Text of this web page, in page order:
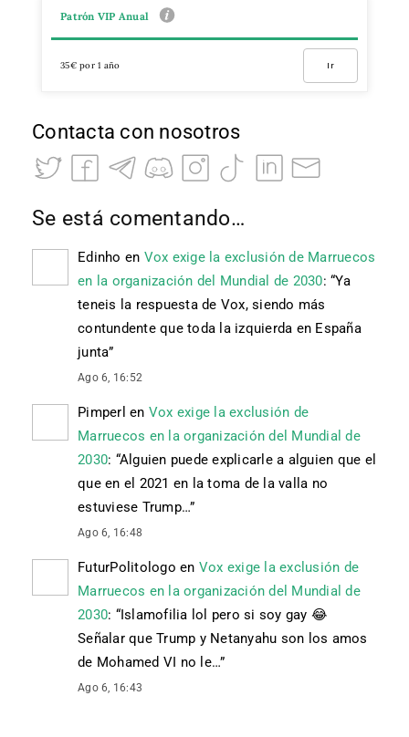
Patrón VIP Anual
35€ por 1 año Ir
Contacta con nosotros
Se está comentando…
Edinho en Vox exige la exclusión de Marruecos
en la organización del Mundial de 2030: “Ya
teneis la respuesta de Vox, siendo más
contundente que toda la izquierda en España
junta”
Ago 6, 16:52
Pimperl en Vox exige la exclusión de
Marruecos en la organización del Mundial de
2030: “Alguien puede explicarle a alguien que el
que en el 2021 en la toma de la valla no
estuviese Trump…”
Ago 6, 16:48
FuturPolitologo en Vox exige la exclusión de
Marruecos en la organización del Mundial de
2030: “Islamofilia lol pero si soy gay 😂
Señalar que Trump y Netanyahu son los amos
de Mohamed VI no le…”
Ago 6, 16:43